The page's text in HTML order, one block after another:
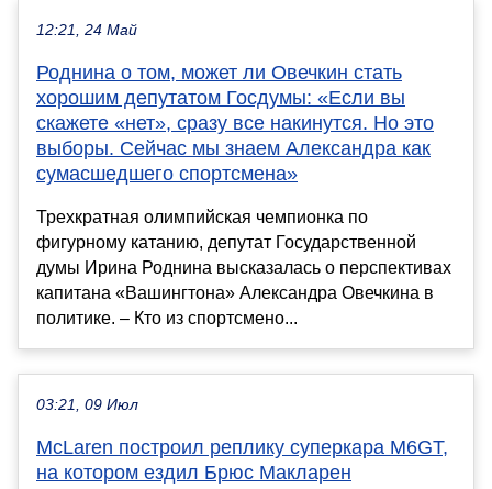
12:21, 24 Май
Роднина о том, может ли Овечкин стать
хорошим депутатом Госдумы: «Если вы
скажете «нет», сразу все накинутся. Но это
выборы. Сейчас мы знаем Александра как
сумасшедшего спортсмена»
Трехкратная олимпийская чемпионка по
фигурному катанию, депутат Государственной
думы Ирина Роднина высказалась о перспективах
капитана «Вашингтона» Александра Овечкина в
политике. – Кто из спортсмено...
03:21, 09 Июл
McLaren построил реплику суперкара M6GT,
на котором ездил Брюс Макларен